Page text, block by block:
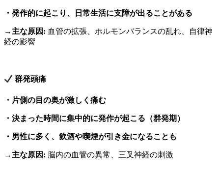
・発作的に起こり、日常生活に支障が出ることがある
→ 主な原因: 血管の拡張、ホルモンバランスの乱れ、自律神
経の影響
群発頭痛
・片側の目の奥が激しく痛む
・決まった時間に集中的に発作が起こる（群発期）
・男性に多く、飲酒や喫煙が引き金になることも
→ 主な原因: 脳内の血管の異常、三叉神経の刺激